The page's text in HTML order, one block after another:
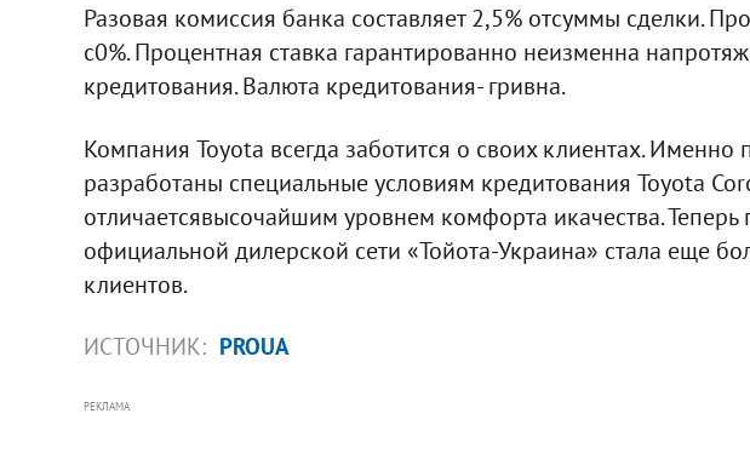
Разовая комиссия банка составляет 2,5% отсуммы сделки.
с0%. Процентная ставка гарантированно неизменна
кредитования. Валюта кредитования- гривна.
Компания Toyota всегда заботится о своих клиентах.
разработаны специальные условиям кредитования Toyota
отличаетсявысочайшим уровнем комфорта икачества. Теперь
официальной дилерской сети «Тойота-Украина» стала еще
клиентов.
ИСТОЧНИК: PROUA
РЕКЛАМА